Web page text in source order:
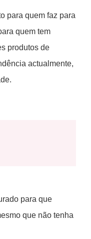
para quem faz para
quem tem
produtos de
actualmente,
para que
que não tenha